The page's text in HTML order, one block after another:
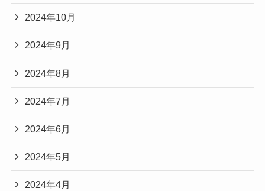
2024年10月
2024年9月
2024年8月
2024年7月
2024年6月
2024年5月
2024年4月